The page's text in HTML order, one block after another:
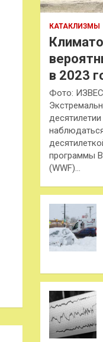
КАТАКЛИЗМЫ
в 2023
Фото:
программы
(WWF)…